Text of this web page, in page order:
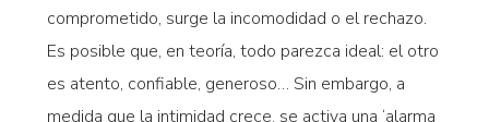
comprometido, surge la incomodidad o el rechazo.
Es posible que, en teoría, todo parezca ideal: el otro
es atento, confiable, generoso… Sin embargo, a
medida que la intimidad crece, se activa una ‘alarma